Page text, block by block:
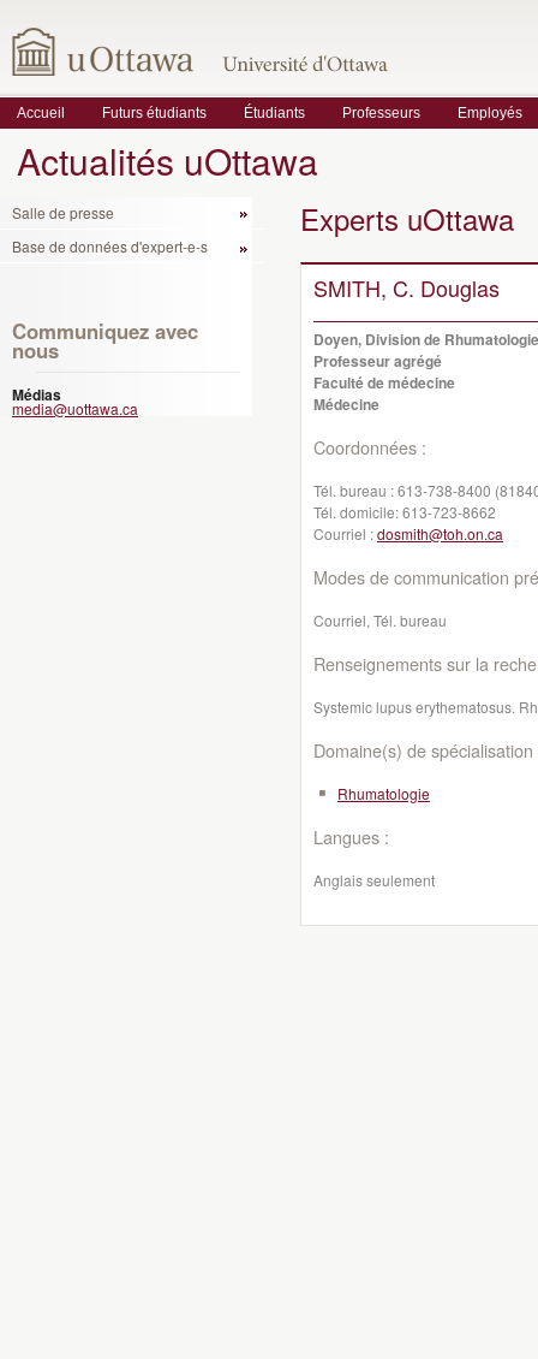
Accueil Futurs étudiants Étudiants Professeurs Employés
Actualités uOttawa
Salle de presse
Base de données d'expert-e-s
Communiquez avec
nous
Médias
media@uottawa.ca
Experts uOttawa
SMITH, C. Douglas
Doyen, Division de Rhumatologie
Professeur agrégé
Faculté de médecine
Médecine
Coordonnées :
Tél. bureau :613-738-8400
Tél. domicile:613-723-8662
Courriel :dosmith@toh.on.ca
Modes de communication
Courriel, Tél. bureau
Renseignements sur la
Systemic lupus erythematosus.
Domaine(s) de spécialisation
Rhumatologie
Langues :
Anglais seulement